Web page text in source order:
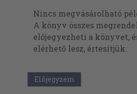
Nincs megvásárolható
A könyv összes
előjegyezheti a könyvet,
elérhető lesz, értesítjük.
Előjegyzem